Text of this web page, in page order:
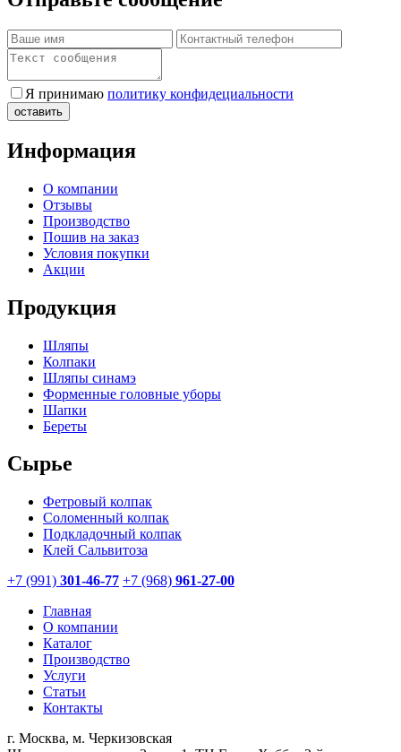
Я принимаю политику конфидециальности
Информация
О компании
Отзывы
Производство
Пошив на заказ
Условия покупки
Акции
Продукция
Шляпы
Колпаки
Шляпы синамэ
Форменные головные уборы
Шапки
Береты
Сырье
Фетровый колпак
Соломенный колпак
Подкладочный колпак
Клей Сальвитоза
+7 (991) 301-46-77 +7 (968) 961-27-00
Главная
О компании
Каталог
Производство
Услуги
Статьи
Контакты
г. Москва, м. Черкизовская